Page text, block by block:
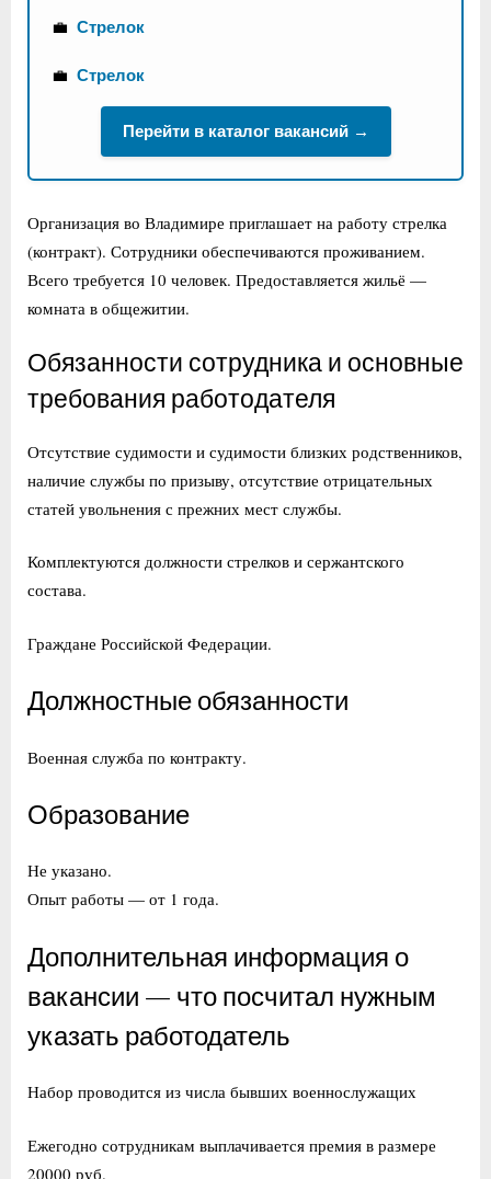
💼 Стрелок
💼 Стрелок
Перейти в каталог вакансий →
Организация во Владимире приглашает на работу стрелка
(контракт). Сотрудники обеспечиваются проживанием.
Всего требуется 10 человек. Предоставляется жильё —
комната в общежитии.
Обязанности сотрудника и основные
требования работодателя
Отсутствие судимости и судимости близких родственников,
наличие службы по призыву, отсутствие отрицательных
статей увольнения с прежних мест службы.
Комплектуются должности стрелков и сержантского
состава.
Граждане Российской Федерации.
Должностные обязанности
Военная служба по контракту.
Образование
Не указано.
Опыт работы — от 1 года.
Дополнительная информация о
вакансии — что посчитал нужным
указать работодатель
Набор проводится из числа бывших военнослужащих
Ежегодно сотрудникам выплачивается премия в размере
20000 руб.